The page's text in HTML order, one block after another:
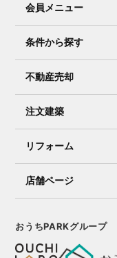
会員メニュー
条件から探す
不動産売却
注文建築
リフォーム
店舗ページ
おうちPARKグループ